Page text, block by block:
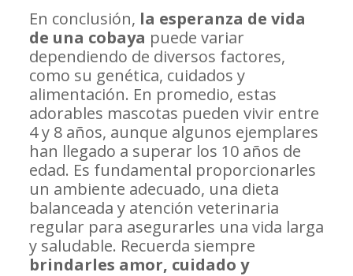
En conclusión, la esperanza de vida
de una cobaya puede variar
dependiendo de diversos factores,
como su genética, cuidados y
alimentación. En promedio, estas
adorables mascotas pueden vivir entre
4 y 8 años, aunque algunos ejemplares
han llegado a superar los 10 años de
edad. Es fundamental proporcionarles
un ambiente adecuado, una dieta
balanceada y atención veterinaria
regular para asegurarles una vida larga
y saludable. Recuerda siempre
brindarles amor, cuidado y